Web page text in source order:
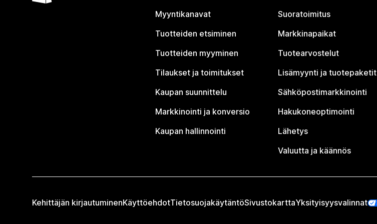
Myyntikanavat
Tuotteiden etsiminen
Tuotteiden myyminen
Tilaukset ja toimitukset
Kaupan suunnittelu
Markkinointi ja konversio
Kaupan hallinnointi
Suoratoimitus
Markkinapaikat
Tuotearvostelut
Lisämyynti ja tuotepaketit
Sähköpostimarkkinointi
Hakukoneoptimointi
Lähetys
Valuutta ja käännös
Kehittäjän kirjautuminenKäyttöehdotTietosuojakäytäntöSivustokarttaYksityisyysvalinnat